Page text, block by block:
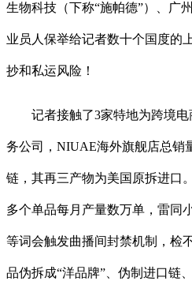
生物科技（下称“施帕德”）、广
业员人保举给记者数十个国度的
抄和私运风险！
记者接触了3家特地为跨境电
务公司，NIUAE海外旗舰店总销
链，其再三产物为美国原拆进口
多个单品每月产量数万单，雷同
等词会触发曲播间封禁机制，检
品伪拆成“洋品牌”、伪制进口链